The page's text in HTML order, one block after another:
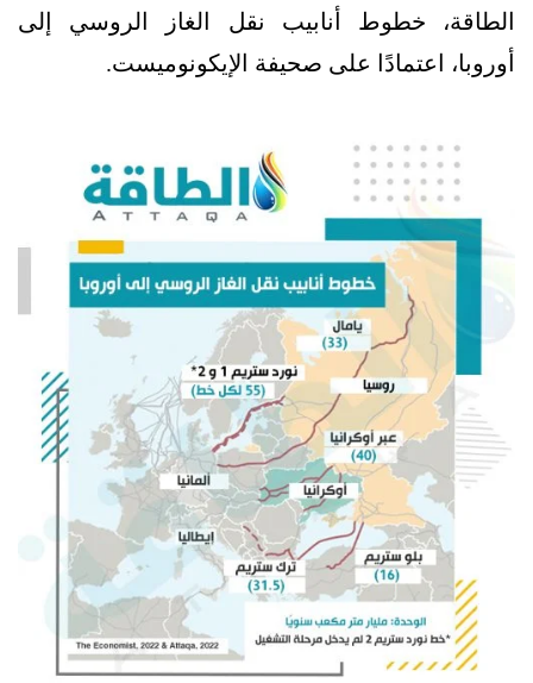
الطاقة، خطوط أنابيب نقل الغاز الروسي إلى
أوروبا، اعتمادًا على صحيفة الإيكونوميست.